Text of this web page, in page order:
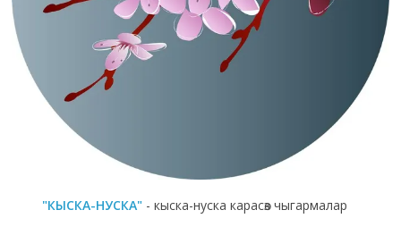
"КЫСКА-НУСКА" - кыска-нуска карасөз чыгармалар